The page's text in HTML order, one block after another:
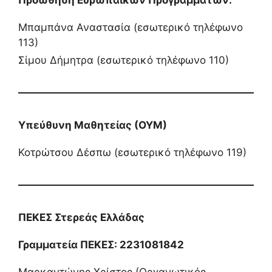
Μπαμπάνα Αναστασία (εσωτερικό τηλέφωνο
113)
Σίμου Δήμητρα (εσωτερικό τηλέφωνο 110)
Υπεύθυνη Μαθητείας (ΟΥΜ)
Κοτρώτσου Δέσπω (εσωτερικό τηλέφωνο 119)
ΠΕΚΕΣ Στερεάς Ελλάδας
Γραμματεία ΠΕΚΕΣ: 2231081842